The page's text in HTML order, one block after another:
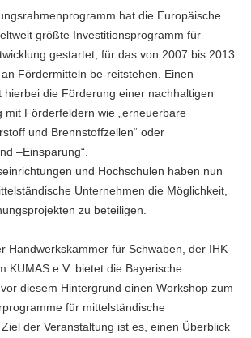
hat die Europäische
größte Investitionsprogramm für
gestartet, für das von 2007 bis 2013
Fördermitteln be-reitstehen. Einen
hierbei die Förderung einer nachhaltigen
mit Förderfeldern wie „erneuerbare
und Brennstoffzellen“ oder
–Einsparung“.
und Hochschulen haben nun
Unternehmen die Möglichkeit,
zu beteiligen.
Handwerkskammer für Schwaben, der IHK
KUMAS e.V. bietet die Bayerische
diesem Hintergrund einen Workshop zum
für mittelständische
der Veranstaltung ist es, einen Überblick